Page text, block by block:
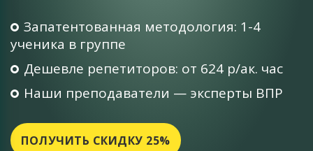
Запатентованная методология: 1-4
ученика в группе
Дешевле репетиторов: от 624 р/ак. час
Наши преподаватели — эксперты ВПР
ПОЛУЧИТЬ СКИДКУ 25%